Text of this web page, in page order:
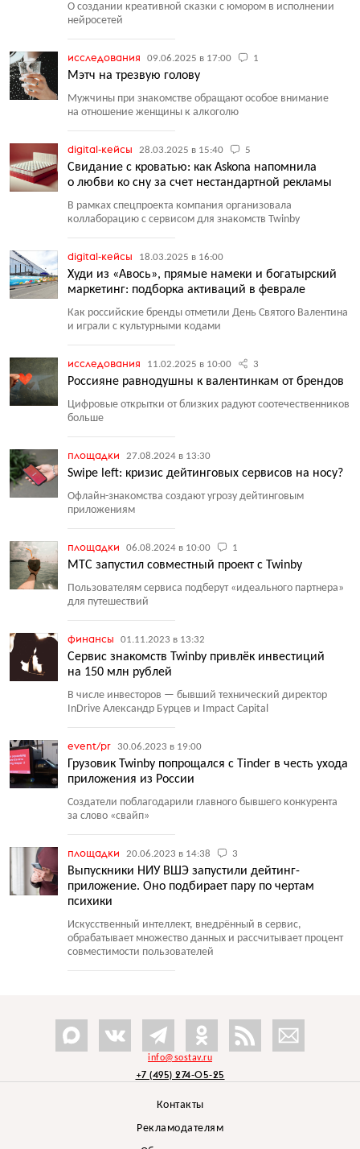
О создании креативной сказки с юмором в исполнении
нейросетей
исследования 09.06.2025 в 17:00 1
Мэтч на трезвую голову
Мужчины при знакомстве обращают особое внимание
на отношение женщины к алкоголю
digital-кейсы 28.03.2025 в 15:40 5
Свидание с кроватью: как Askona напомнила
о любви ко сну за счет нестандартной рекламы
В рамках спецпроекта компания организовала
коллаборацию с сервисом для знакомств Twinby
digital-кейсы 18.03.2025 в 16:00
Худи из «Авось», прямые намеки и богатырский
маркетинг: подборка активаций в феврале
Как российские бренды отметили День Святого Валентина
и играли с культурными кодами
исследования 11.02.2025 в 10:00 3
Россияне равнодушны к валентинкам от брендов
Цифровые открытки от близких радуют соотечественников
больше
площадки 27.08.2024 в 13:30
Swipe left: кризис дейтинговых сервисов на носу?
Офлайн-знакомства создают угрозу дейтинговым
приложениям
площадки 06.08.2024 в 10:00 1
МТС запустил совместный проект с Twinby
Пользователям сервиса подберут «идеального партнера»
для путешествий
финансы 01.11.2023 в 13:32
Сервис знакомств Twinby привлёк инвестиций
на 150 млн рублей
В числе инвесторов — бывший технический директор
InDrive Александр Бурцев и Impact Capital
event/pr 30.06.2023 в 19:00
Грузовик Twinby попрощался с Tinder в честь ухода
приложения из России
Создатели поблагодарили главного бывшего конкурента
за слово «свайп»
площадки 20.06.2023 в 14:38 3
Выпускники НИУ ВШЭ запустили дейтинг-
приложение. Оно подбирает пару по чертам
психики
Искусственный интеллект, внедрённый в сервис,
обрабатывает множество данных и рассчитывает процент
совместимости пользователей
info@sostav.ru
+7 (495) 274-05-25
Контакты
Рекламодателям